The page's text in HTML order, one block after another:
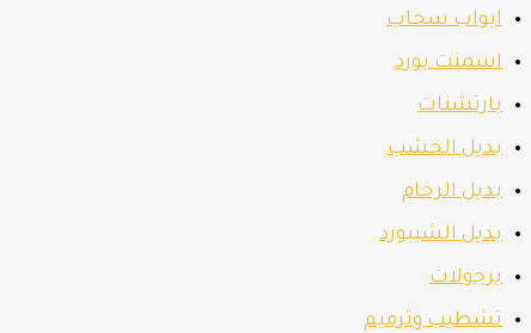
ابواب سحاب
اسمنت بورد
بارتشنات
بديل الخشب
بديل الرخام
بديل الشيبورد
برجولات
تشطيب وترميم